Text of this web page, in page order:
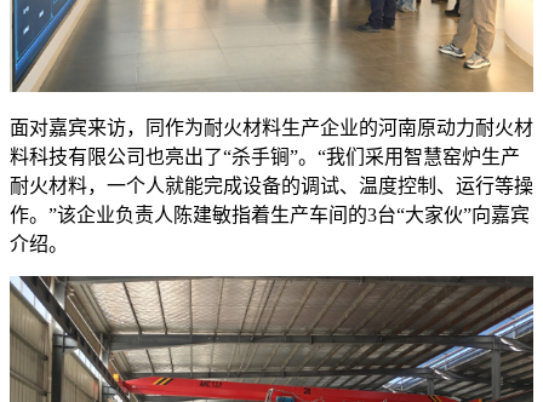
面对嘉宾来访，同作为耐火材料生产企业的河南原动力耐火材
料科技有限公司也亮出了“杀手锏”。“我们采用智慧窑炉生产
耐火材料，一个人就能完成设备的调试、温度控制、运行等操
作。”该企业负责人陈建敏指着生产车间的3台“大家伙”向嘉宾
介绍。